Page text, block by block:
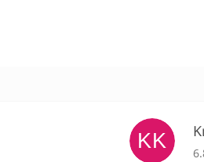
hvězdiček. KK